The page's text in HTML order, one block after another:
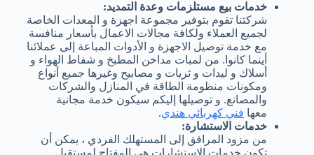
خدمات بيع مستلزمات وعدة التمديد:
شركتنا تقوم بتوفير مجموعة اجهزة و المعدات الخاصة
لجميع العملاء ولكافة مجالات الاعمال بأسعار منافسة
مع خدمة توصيل الاجهزة و الأدوات المباعة إلى عملائنا
أينما كانوا. من لمبات مداخن المطبخ و شفاط الهواء و
أسلاك و ليدات و ثريات و مصابيح وغيرها جميع أنواع
ومكونات منظومة الطاقة في المنازل والشركات
والمصانع. و توصيلها إليكم سيكون خدمة مجانية
معها فني كهربائي هندي.
خدمات الاستشارة:
من مزود المرافق إلى المستهلك الفردي ، يمكن أن